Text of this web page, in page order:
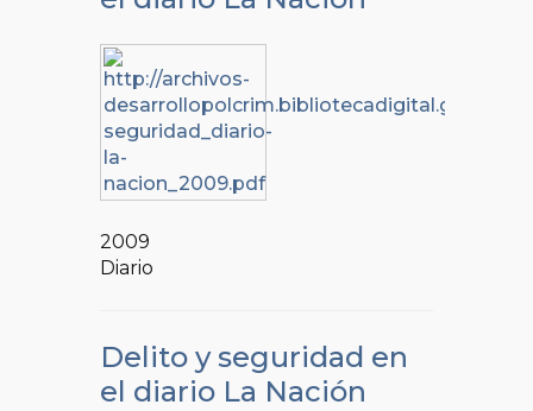
2009
Diario
Delito y seguridad en
el diario La Nación